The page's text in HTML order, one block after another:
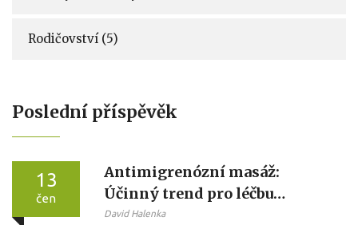
Rodičovství (5)
Poslední příspěvěk
13
čen
Antimigrenózní masáž:
Účinný trend pro léčbu
migrény
David Halenka